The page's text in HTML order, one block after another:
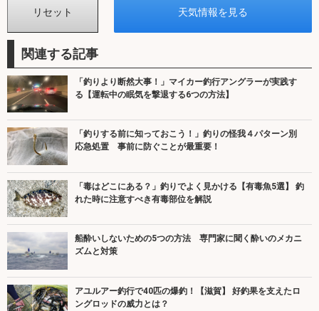
関連する記事
「釣りより断然大事！」マイカー釣行アングラーが実践す
る【運転中の眠気を撃退する6つの方法】
「釣りする前に知っておこう！」釣りの怪我４パターン別
応急処置 事前に防ぐことが最重要！
「毒はどこにある？」釣りでよく見かける【有毒魚5選】 釣
れた時に注意すべき有毒部位を解説
船酔いしないための5つの方法 専門家に聞く酔いのメカニ
ズムと対策
アユルアー釣行で40匹の爆釣！【滋賀】 好釣果を支えたロ
ングロッドの威力とは？